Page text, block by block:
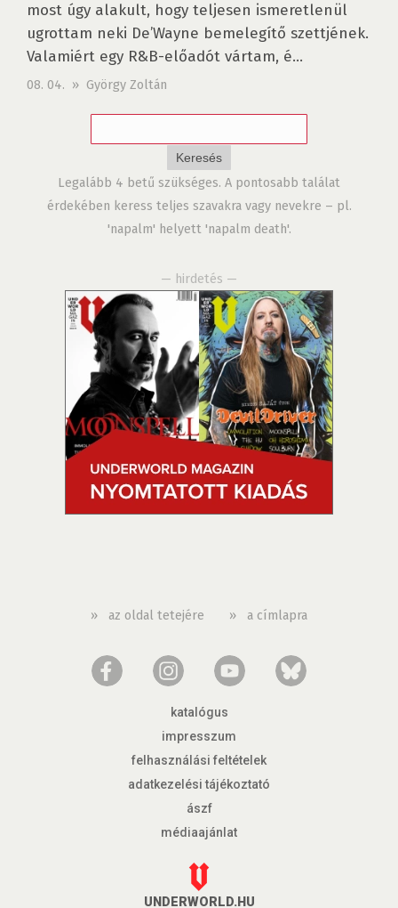
most úgy alakult, hogy teljesen ismeretlenül
ugrottam neki De’Wayne bemelegítő szettjének.
Valamiért egy R&B-előadót vártam, é...
08. 04. » György Zoltán
Legalább 4 betű szükséges. A pontosabb találat
érdekében keress teljes szavakra vagy nevekre – pl.
'napalm' helyett 'napalm death'.
— hirdetés —
» az oldal tetejére » a címlapra
katalógus
impresszum
felhasználási feltételek
adatkezelési tájékoztató
ászf
médiaajánlat
UNDERWORLD.HU